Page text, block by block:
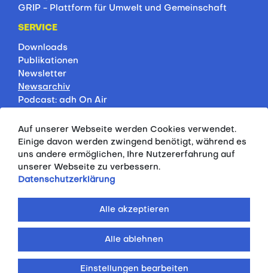
GRIP - Plattform für Umwelt und Gemeinschaft
SERVICE
Downloads
Publikationen
Newsletter
Newsarchiv
Podcast: adh On Air
Rankings
Servicepartner
HSP-Onlinekurse
PRESSE
© 2026 ALLGEMEINER DEUTSCHER
HOCHSCHULSPORTVERBAND E.V.
Auf unserer Webseite werden Cookies verwendet.
Einige davon werden zwingend benötigt, während es
uns andere ermöglichen, Ihre Nutzererfahrung auf
unserer Webseite zu verbessern.
Datenschutzerklärung
Einstellungen bearbeiten
Alle ablehnen
Alle akzeptieren